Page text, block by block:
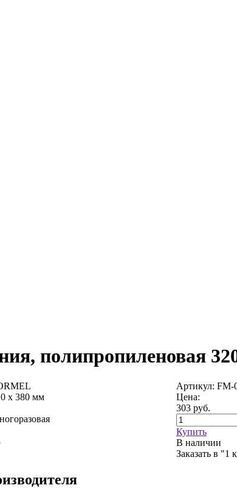
полипропиленовая
х 380 мм
Артикул: FM-
Цена:
303 руб.
Купить
В наличии
Заказать в "1